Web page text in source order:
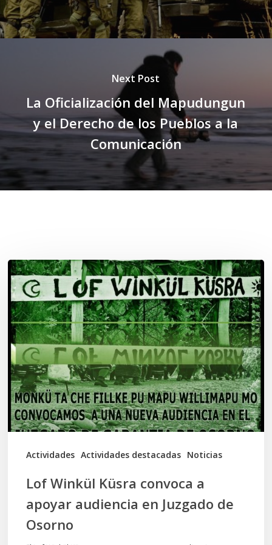
Next Post
La Oficialización del Mapudungun
y el Derecho de los Pueblos a la
Comunicación
Actividades Actividades destacadas Noticias
Lof
Winkül
Küsra
convoca
a
apoyar
audiencia
en
Juzgado
Lof Winkül Küsra convoca a
apoyar audiencia en Juzgado de
Osorno